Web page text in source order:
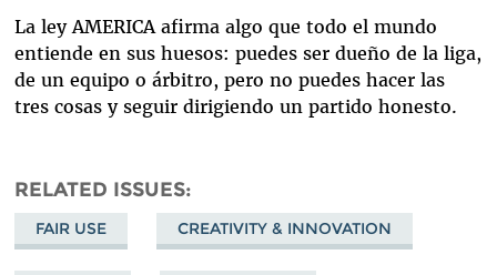
La ley AMERICA afirma algo que todo el mundo
entiende en sus huesos: puedes ser dueño de la liga,
de un equipo o árbitro, pero no puedes hacer las
tres cosas y seguir dirigiendo un partido honesto.
RELATED ISSUES
FAIR USE CREATIVITY & INNOVATION